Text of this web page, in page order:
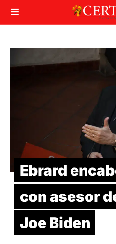
Ebrard
con asesor
Joe Biden